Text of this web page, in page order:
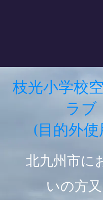
枝光小学校
ラブ
(目的外使
北九州市に
いの方